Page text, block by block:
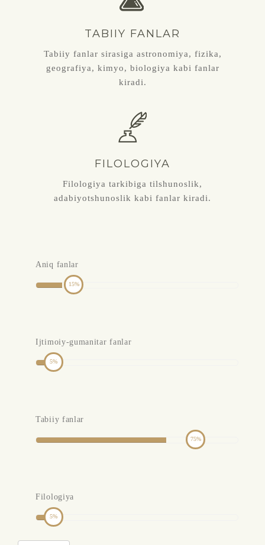
TABIIY FANLAR
Tabiiy fanlar sirasiga astronomiya, fizika,
geografiya, kimyo, biologiya kabi fanlar
kiradi.
FILOLOGIYA
Filologiya tarkibiga tilshunoslik,
adabiyotshunoslik kabi fanlar kiradi.
Aniq fanlar
15
Ijtimoiy-gumanitar fanlar
5
Tabiiy fanlar
75
Filologiya
5